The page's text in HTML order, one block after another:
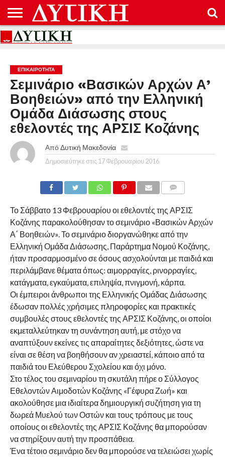
ΑΡΧΙΚΉ
ΕΠΙΚΟΙΝΩΝΊΑ
ΌΡΟΙ
ΠΡΟΣΤΑΣΊΑ
ΕΠΙΚΑΙΡΟΤΗΤΑ
Σεμινάριο «Βασικών Αρχών Α’
Βοηθειών» από την Ελληνική
Ομάδα Διάσωσης στους
εθελοντές της ΑΡΣΙΣ Κοζάνης
Από Δυτική Μακεδονία
Δημοσιεύτηκε στις 17 Φεβρουαρίου 2016
Το Σάββατο 13 Φεβρουαρίου οι εθελοντές της ΑΡΣΙΣ
Κοζάνης παρακολούθησαν το σεμινάριο «Βασικών Αρχών
Α΄ Βοηθειών». Το σεμινάριο διοργανώθηκε από την
Ελληνική Ομάδα Διάσωσης, Παράρτημα Νομού Κοζάνης,
ήταν προσαρμοσμένο σε όσους ασχολούνται με παιδιά και
περιλάμβανε θέματα όπως: αιμορραγίες, ρινορραγίες,
κατάγματα, εγκαύματα, επιληψία, πνιγμονή, κάρπα.
Οι έμπειροι άνθρωποι της Ελληνικής Ομάδας Διάσωσης
έδωσαν πολλές χρήσιμες πληροφορίες και πρακτικές
συμβουλές στους εθελοντές της ΑΡΣΙΣ Κοζάνης, οι οποίοι
εκμεταλλεύτηκαν τη συνάντηση αυτή, με στόχο να
αναπτύξουν εκείνες τις απαραίτητες δεξιότητες, ώστε να
είναι σε θέση να βοηθήσουν αν χρειαστεί, κάποιο από τα
παιδιά του Ελεύθερου Σχολείου και όχι μόνο.
Στο τέλος του σεμιναρίου τη σκυτάλη πήρε ο Σύλλογος
Εθελοντών Αιμοδοτών Κοζάνης «Γέφυρα Ζωή» και
ακολούθησε μια ιδιαίτερα δημιουργική συζήτηση για τη
δωρεά Μυελού των Οστών και τους τρόπους με τους
οποίους οι εθελοντές της ΑΡΣΙΣ Κοζάνης θα μπορούσαν
να στηρίξουν αυτή την προσπάθεια.
Ένα τέτοιο σεμινάριο δεν θα μπορούσε να τελειώσει χωρίς